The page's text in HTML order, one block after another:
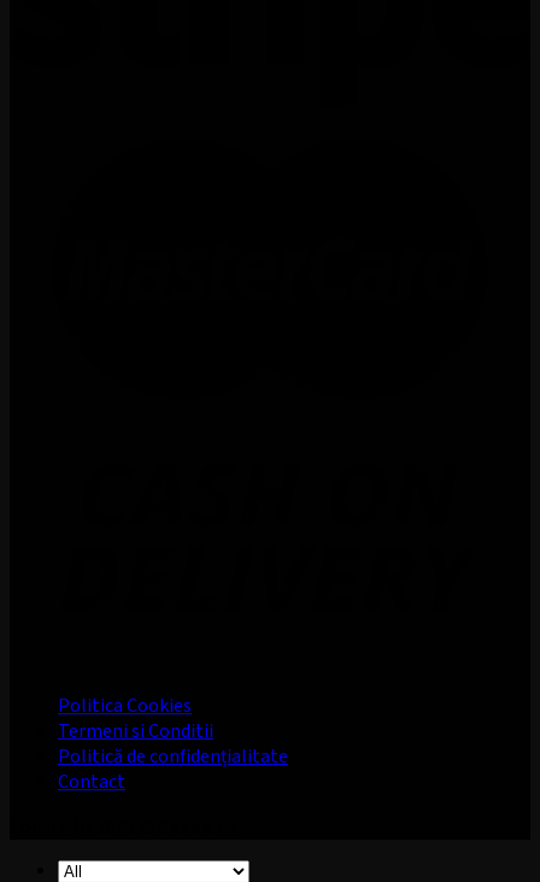
Politica Cookies
Termeni si Conditii
Politică de confidențialitate
Contact